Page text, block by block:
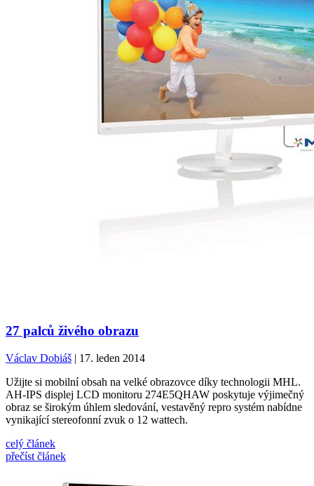
27 palců živého obrazu
Václav Dobiáš | 17. leden 2014
Užijte si mobilní obsah na velké obrazovce díky technologii MHL.
AH-IPS displej LCD monitoru 274E5QHAW poskytuje výjimečný
obraz se širokým úhlem sledování, vestavěný repro systém nabídne
vynikající stereofonní zvuk o 12 wattech.
celý článek
přečíst článek